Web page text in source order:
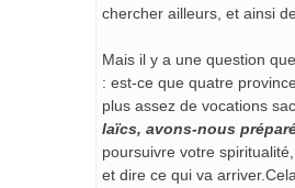
chercher ailleurs, et ainsi
Mais il y a une question
: est-ce que quatre
plus assez de vocations
laïcs, avons-nous
poursuivre votre
et dire ce qui va